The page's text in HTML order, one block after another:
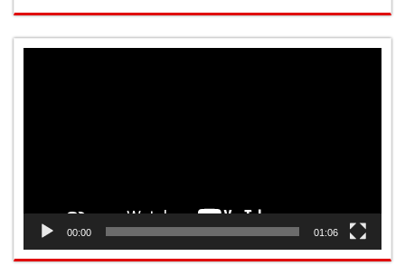
00:00 01:06